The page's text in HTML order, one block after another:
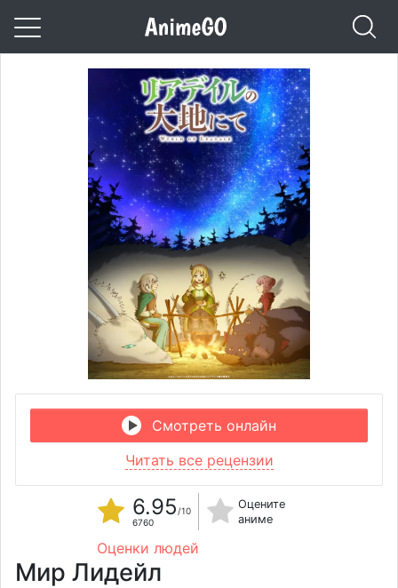
Смотреть онлайн
Читать все рецензии
6.95 /10
6760
Оцените
аниме
Оценки людей
Мир Лидейл